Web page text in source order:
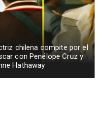
chilena compite por el
con Penélope Cruz y
Hathaway